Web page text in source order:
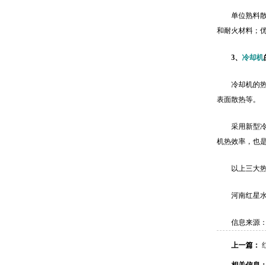
单位熟料
和耐火材料；
3、 冷却机
冷却机的
表面散热等。
采用新型
机热效率，也
以上三大
河南红星
信息来源：
上一篇：